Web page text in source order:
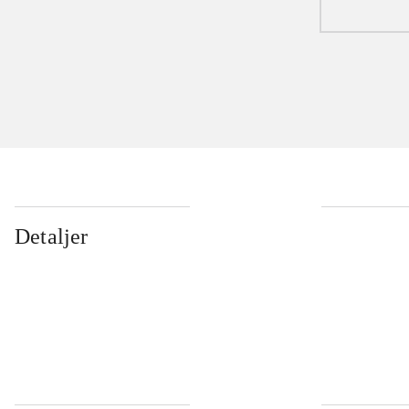
Detaljer